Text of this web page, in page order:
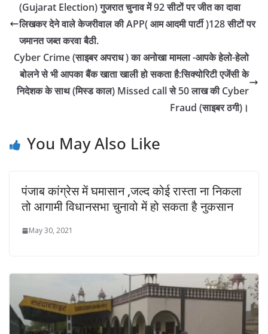
(Gujarat Election) गुजरात चुनाव में 92 सीटों पर जीत का दावा
लिखकर देने वाले केजरीवाल की APP( आम आदमी पार्टी )128 सीटों पर
जमानत जब्त करवा बैठी.
Cyber Crime (साइबर अपराध ) का अनोखा मामला -आपके हेलो-हेलो
बोलने से भी आपका बैंक खाता खाली हो सकता है:सिक्योरिटी एजेंसी के
निदेशक के साथ (मिस्ड काल) Missed call से 50 लाख की Cyber
Fraud (साइबर ठगी)।
You May Also Like
पंजाब कांग्रेस में घमासान ,जल्द कोई रास्ता ना निकला
तो आगामी विधानसभा चुनावो में हो सकता है नुकसान
May 30, 2021